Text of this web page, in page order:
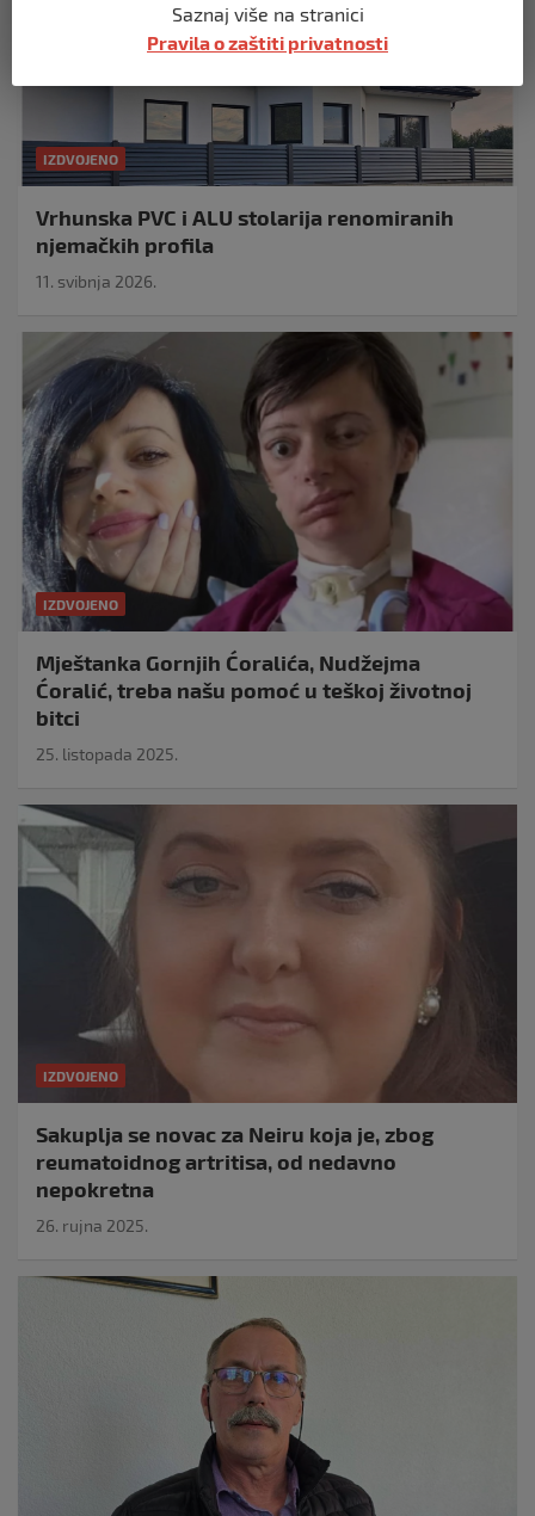
IZDVOJENO
Vrhunska PVC i ALU stolarija renomiranih
njemačkih profila
11. svibnja 2026.
IZDVOJENO
Mještanka Gornjih Ćoralića, Nudžejma
Ćoralić, treba našu pomoć u teškoj životnoj
bitci
25. listopada 2025.
IZDVOJENO
Sakuplja se novac za Neiru koja je, zbog
reumatoidnog artritisa, od nedavno
nepokretna
26. rujna 2025.
Saznaj više na stranici
Pravila o zaštiti privatnosti